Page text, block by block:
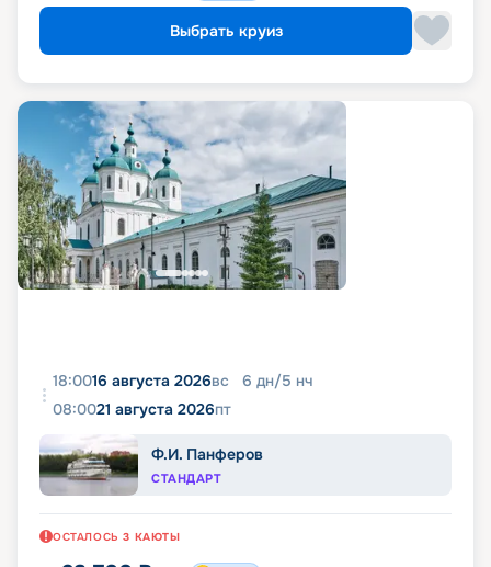
Выбрать круиз
18:0016 августа 2026вс 6 дн/5 нч
08:0021 августа 2026пт
Ф.И. Панферов
СТАНДАРТ
ОСТАЛОСЬ 3 КАЮТЫ